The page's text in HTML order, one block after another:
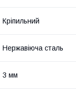
Кріпильний
Нержавіюча сталь
3 мм